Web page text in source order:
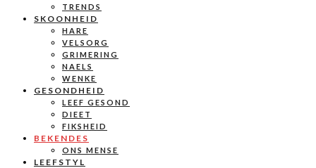
TRENDS
SKOONHEID
HARE
VELSORG
GRIMERING
NAELS
WENKE
GESONDHEID
LEEF GESOND
DIEET
FIKSHEID
BEKENDES
ONS MENSE
LEEFSTYL